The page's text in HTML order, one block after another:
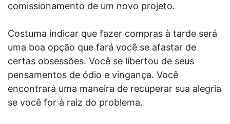
comissionamento de um novo projeto.
Costuma indicar que fazer compras à tarde será
uma boa opção que fará você se afastar de
certas obsessões. Você se libertou de seus
pensamentos de ódio e vingança. Você
encontrará uma maneira de recuperar sua alegria
se você for à raiz do problema.